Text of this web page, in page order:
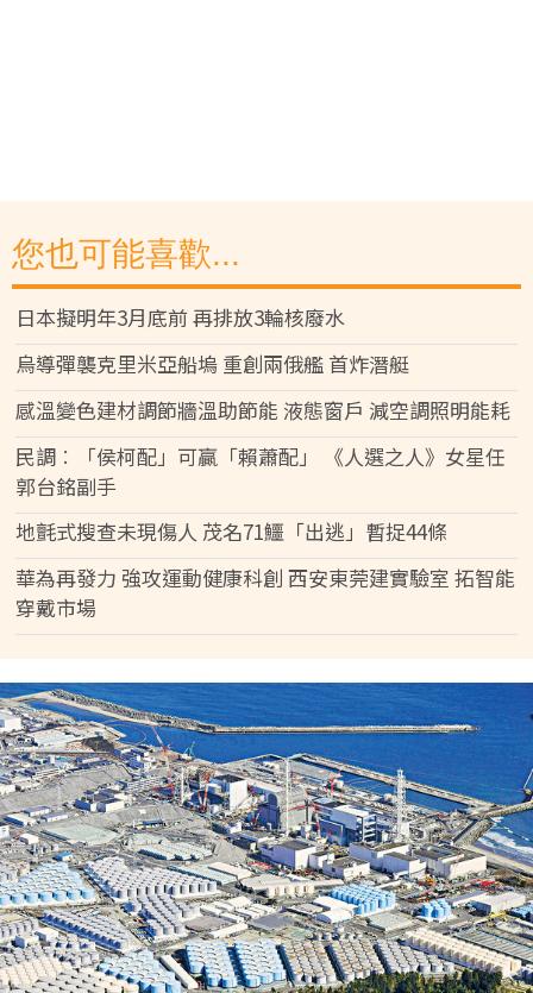
您也可能喜歡...
日本擬明年3月底前 再排放3輪核廢水
烏導彈襲克里米亞船塢 重創兩俄艦 首炸潛艇
感溫變色建材調節牆溫助節能 液態窗戶 減空調照明能耗
民調︰「侯柯配」可贏「賴蕭配」 《人選之人》女星任
郭台銘副手
地氈式搜查未現傷人 茂名71鱷「出逃」暫捉44條
華為再發力 強攻運動健康科創 西安東莞建實驗室 拓智能
穿戴市場